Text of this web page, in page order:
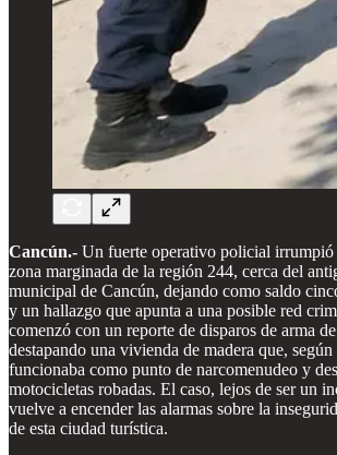
Cancún.- Un fuerte operativo policial irrumpió
zona marginada de la región 244, cerca del
municipal de Cancún, dejando como saldo
y un hallazgo que apunta a una posible red
comenzó con un reporte de disparos de arma
destapando una vivienda de madera que, según
funcionaba como punto de narcomenudeo y
motocicletas robadas. El caso, lejos de ser un
vuelve a encender las alarmas sobre la
de esta ciudad turística.